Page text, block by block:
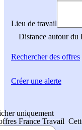
Lieu de travail
Distance autour du
Rechercherdes offres
uniquement
France Travail
Créer une alerte